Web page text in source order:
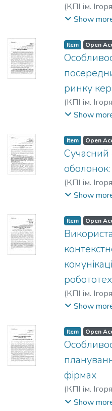
(КПІ ім.
Шрейдер, А.
Show
Item Open
ринку
(КПІ ім.
О. О.;Голюк,
Show
Item Open
Сучасний
оболонок:
(КПІ ім.
Давидова, О.
Show
Item Open
(КПІ ім.
Show
Item Open
фірмах
(КПІ ім.
Пилявська,
Show